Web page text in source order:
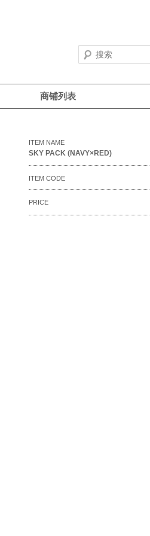
商铺列表
ITEM NAME
SKY PACK (NAVY×RED)
ITEM CODE
PRICE